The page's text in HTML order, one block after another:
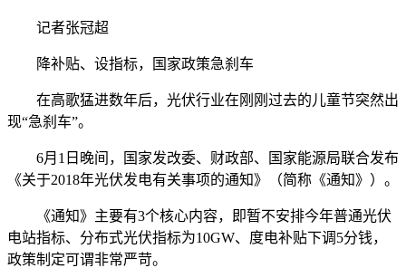
记者张冠超
降补贴、设指标，国家政策急刹车
在高歌猛进数年后，光伏行业在刚刚过去的儿童节突然出
现“急刹车”。
6月1日晚间，国家发改委、财政部、国家能源局联合发布
《关于2018年光伏发电有关事项的通知》（简称《通知》）。
《通知》主要有3个核心内容，即暂不安排今年普通光伏
电站指标、分布式光伏指标为10GW、度电补贴下调5分钱，
政策制定可谓非常严苛。